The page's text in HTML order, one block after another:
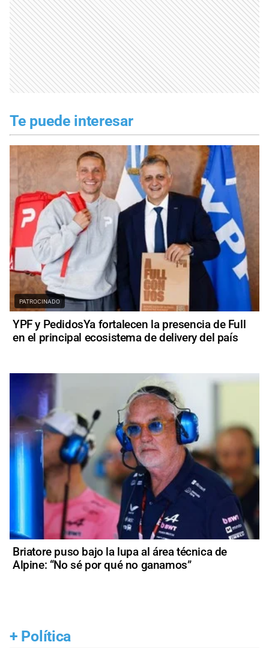
Te puede interesar
PATROCINADO
YPF y PedidosYa fortalecen la presencia de Full
en el principal ecosistema de delivery del país
Briatore puso bajo la lupa al área técnica de
Alpine: “No sé por qué no ganamos”
+ Política